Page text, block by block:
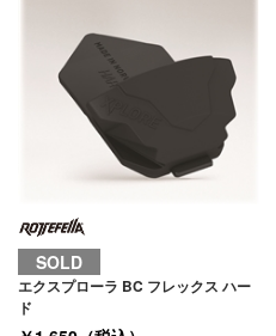
SOLD
エクスプローラ BC フレックス ハー
ド